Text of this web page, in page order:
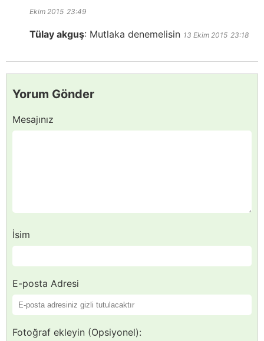
Ekim 2015 23:49
Tülay akguş: Mutlaka denemelisin 13 Ekim 2015 23:18
Yorum Gönder
Mesajınız
İsim
E-posta Adresi
Fotoğraf ekleyin (Opsiyonel):